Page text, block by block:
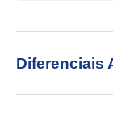
Diferenciais